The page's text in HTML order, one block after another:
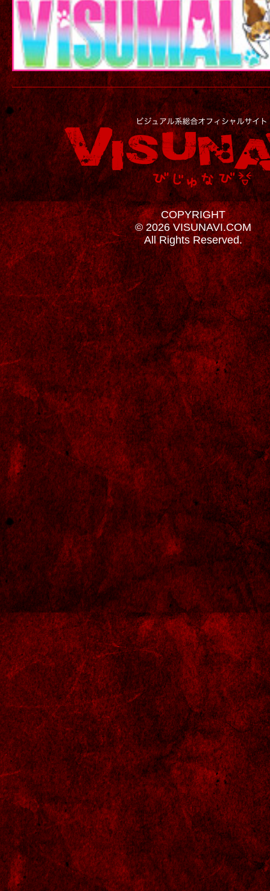
COPYRIGHT
© 2026 VISUNAVI.COM
All Rights Reserved.